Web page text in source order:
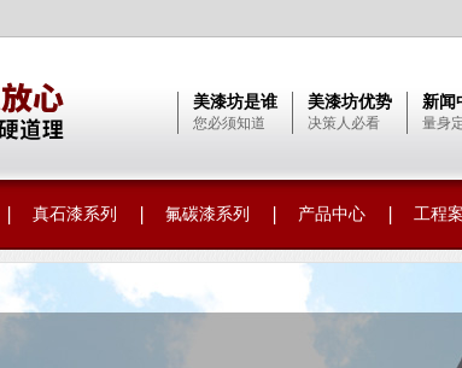
美漆坊是谁
您必须知道
美漆坊优势
决策人必看
新闻
量身
真石漆系列 氟碳漆系列 产品中心 工程